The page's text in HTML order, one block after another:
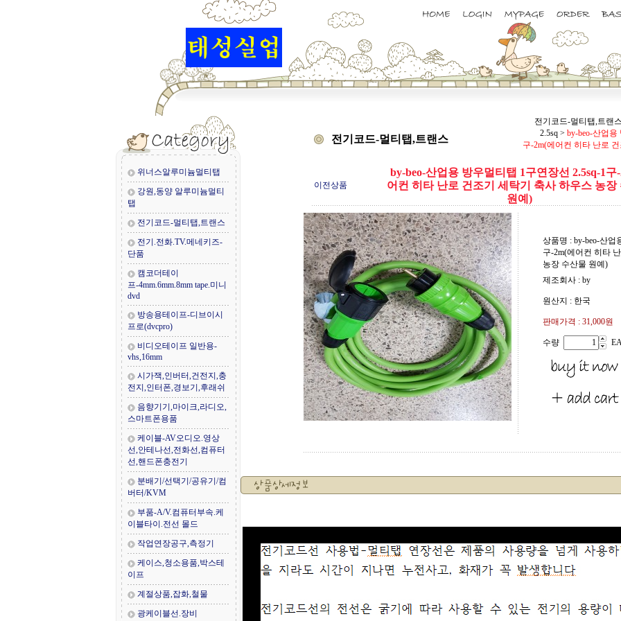
위너스알루미늄멀티탭
강원,동양 알루미늄멀티
탭
전기코드-멀티탭,트랜스
전기.전화.TV.메네키즈-
단품
캠코더테이
프-4mm.6mm.8mm tape.미니
dvd
방송용테이프-디브이시
프로(dvcpro)
비디오테이프 일반용-
vhs,16mm
시가잭,인버터,건전지,충
전지,인터폰,경보기,후래쉬
음향기기,마이크,라디오,
스마트폰용품
케이블-AV오디오.영상
선,안테나선,전화선,컴퓨터
선,핸드폰충전기
분배기/선택기/공유기/컴
버터/KVM
부품-A/V.컴퓨터부속.케
이블타이.전선 몰드
작업연장공구,측정기
케이스,청소용품,박스테
이프
계절상품,잡화,철물
광케이블선.장비
전기코드-멀티탭,트랜스
전기코드-멀티탭,트랜
2.5sq > by-beo-산업용
구-2m(에어컨 히타 난로
이전상품
by-beo-산업용 방우멀티탭 1구연장선 2.5sq-1구
어컨 히타 난로 건조기 세탁기 축사 하우스 농장
원예)
상품명 : by-beo-산업
구-2m(에어컨 히타
농장 수산물 원예)
제조회사 : by
원산지 : 한국
판매가격 : 31,000원
수량